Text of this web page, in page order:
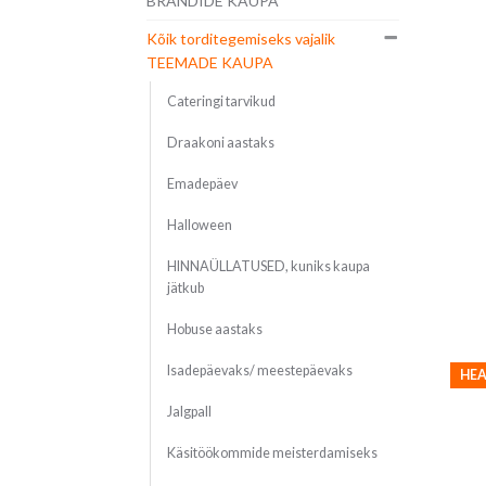
Kõik torditegemiseks vajalik
TEEMADE KAUPA
Cateringi tarvikud
Draakoni aastaks
Emadepäev
Halloween
HINNAÜLLATUSED, kuniks kaupa
jätkub
Hobuse aastaks
Isadepäevaks/ meestepäevaks
Jalgpall
Käsitöökommide meisterdamiseks